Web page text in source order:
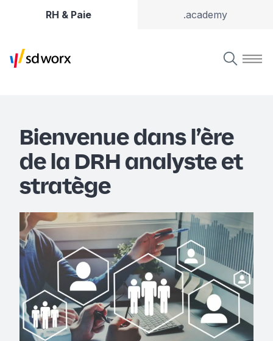
RH & Paie .academy
Bienvenue dans l’ère
de la DRH analyste et
stratège